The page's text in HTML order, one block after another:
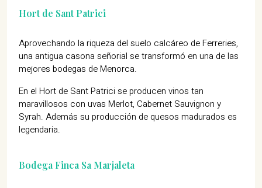
Hort de Sant Patrici
Aprovechando la riqueza del suelo calcáreo de Ferreries,
una antigua casona señorial se transformó en una de las
mejores bodegas de Menorca.
En el Hort de Sant Patrici se producen vinos tan
maravillosos con uvas Merlot, Cabernet Sauvignon y
Syrah. Además su producción de quesos madurados es
legendaria.
Bodega Finca Sa Marjaleta